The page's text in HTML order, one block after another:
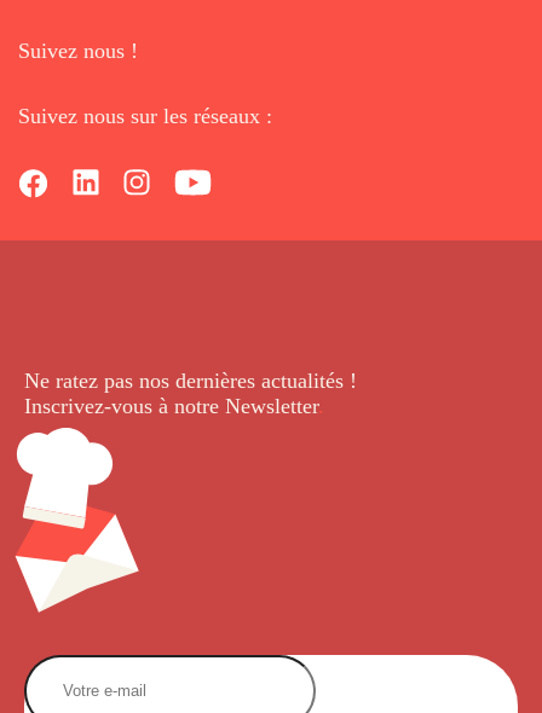
Suivez nous !
Suivez nous sur les réseaux :
Ne ratez pas nos dernières actualités !
Inscrivez-vous à notre Newsletter.